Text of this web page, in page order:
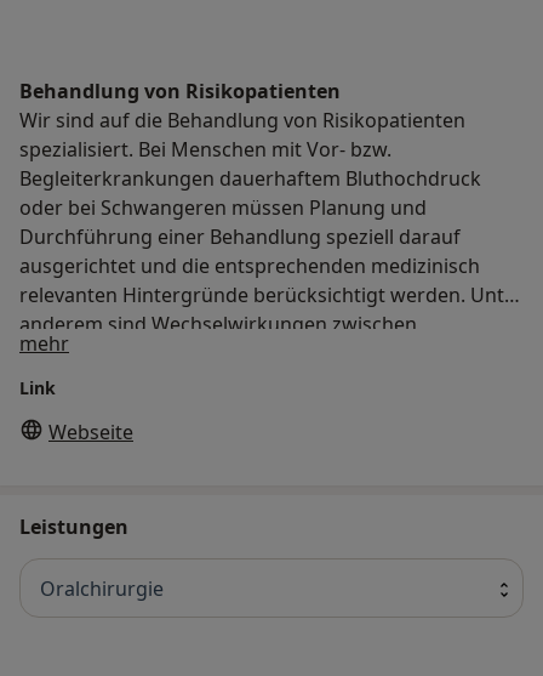
Behandlung von Risikopatienten
Wir sind auf die Behandlung von Risikopatienten
spezialisiert. Bei Menschen mit Vor- bzw.
Begleiterkrankungen dauerhaftem Bluthochdruck
oder bei Schwangeren müssen Planung und
Durchführung einer Behandlung speziell darauf
ausgerichtet und die entsprechenden medizinisch
relevanten Hintergründe berücksichtigt werden. Unter
anderem sind Wechselwirkungen zwischen
einzunehmenden Medikamenten und
Betäubungsmitteln oder Schmerzmedikamenten in
mehrÜber uns
Link
Webseite
Leistungen
Oralchirurgie